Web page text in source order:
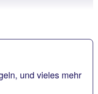
und vieles mehr